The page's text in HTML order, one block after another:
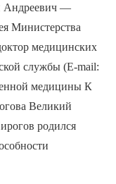
—
Министерства
медицинских
службы (E-mail:
медицины К
Великий
родился